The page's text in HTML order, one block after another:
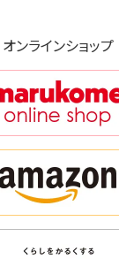
オンラインショップ